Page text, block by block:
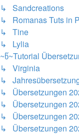
↳ Sandcreations
↳ Romanas Tuts in
↳ Tine
↳ Lylia
~წ~Tutorial
↳ Virginia
↳
↳ Übersetzungen
↳ Übersetzungen
↳ Übersetzungen
↳ Übersetzungen